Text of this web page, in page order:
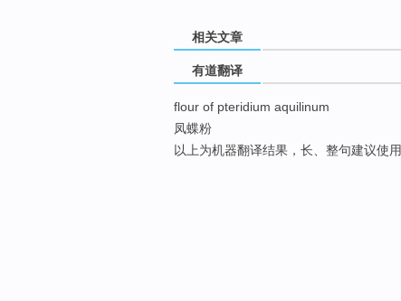
相关文章
有道翻译
flour of pteridium aquilinum
凤蝶粉
以上为机器翻译结果，长、整句建议使用